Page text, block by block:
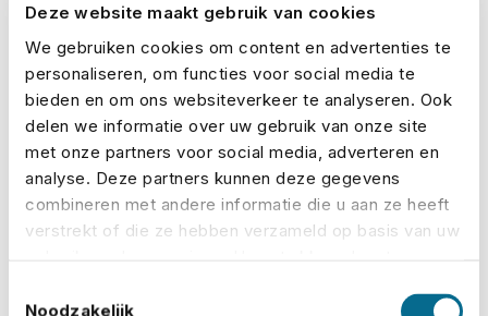
Deze website maakt gebruik van cookies
We gebruiken cookies om content en advertenties te
personaliseren, om functies voor social media te
bieden en om ons websiteverkeer te analyseren. Ook
delen we informatie over uw gebruik van onze site
met onze partners voor social media, adverteren en
analyse. Deze partners kunnen deze gegevens
combineren met andere informatie die u aan ze heeft
verstrekt of die ze hebben verzameld op basis van uw
Noodzakelijk
eisen die verzekeraars stellen aan de veiligheid van
evenementen in ons land nog beperkt zijn, omdat het
in de Nederlandse evenementenmarkt over het
algemeen zeer professioneel geregeld is. Verzekeraars
stellen geen specifieke eisen, maar wanneer een
veiligheidsplan ondermaats is dan maken zij wel de
keuze om niet te verzekeren of een hoger eigen risico
te rekenen.
Lees het hele artikel op de website van Event Safety